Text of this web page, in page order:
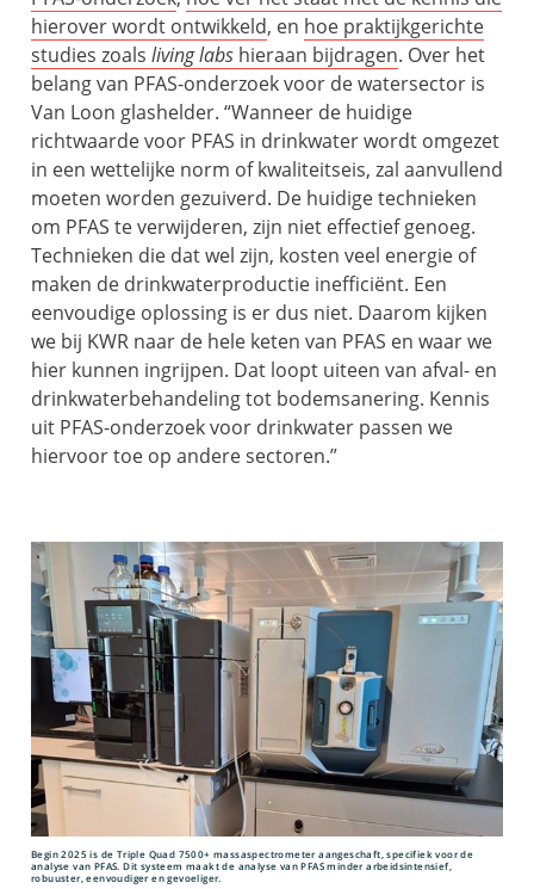
hierover wordt ontwikkeld, en hoe praktijkgerichte
studies zoals living labs hieraan bijdragen. Over het
belang van PFAS-onderzoek voor de watersector is
Van Loon glashelder. “Wanneer de huidige
richtwaarde voor PFAS in drinkwater wordt omgezet
in een wettelijke norm of kwaliteitseis, zal aanvullend
moeten worden gezuiverd. De huidige technieken
om PFAS te verwijderen, zijn niet effectief genoeg.
Technieken die dat wel zijn, kosten veel energie of
maken de drinkwaterproductie inefficiënt. Een
eenvoudige oplossing is er dus niet. Daarom kijken
we bij KWR naar de hele keten van PFAS en waar we
hier kunnen ingrijpen. Dat loopt uiteen van afval- en
drinkwaterbehandeling tot bodemsanering. Kennis
uit PFAS-onderzoek voor drinkwater passen we
hiervoor toe op andere sectoren.”
Begin 2025 is de Triple Quad 7500+ massaspectrometer aangeschaft, specifiek voor de
analyse van PFAS. Dit systeem maakt de analyse van PFAS minder arbeidsintensief,
robuuster, eenvoudiger en gevoeliger.